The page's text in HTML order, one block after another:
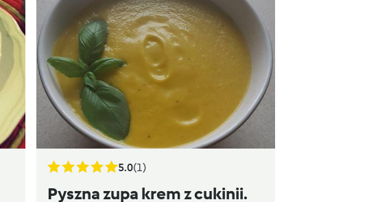
5.0(1)
Pyszna zupa krem z cukinii.